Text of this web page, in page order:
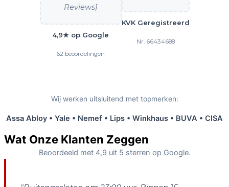
Reviews]
4,9★ op Google
62 beoordelingen
KVK Geregistreerd
Nr. 66434688
Wij werken uitsluitend met topmerken:
Assa Abloy • Yale • Nemef • Lips • Winkhaus • BUVA • CISA
Wat Onze Klanten Zeggen
Beoordeeld met 4,9 uit 5 sterren op Google.